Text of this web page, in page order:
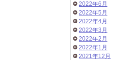
2022年6月
2022年5月
2022年4月
2022年3月
2022年2月
2022年1月
2021年12月